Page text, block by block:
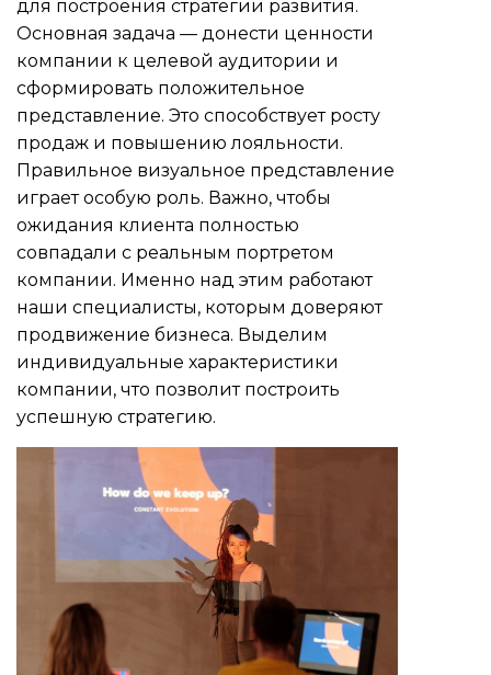
для построения стратегии развития.
Основная задача — донести ценности
компании к целевой аудитории и
сформировать положительное
представление. Это способствует росту
продаж и повышению лояльности.
Правильное визуальное представление
играет особую роль. Важно, чтобы
ожидания клиента полностью
совпадали с реальным портретом
компании. Именно над этим работают
наши специалисты, которым доверяют
продвижение бизнеса. Выделим
индивидуальные характеристики
компании, что позволит построить
успешную стратегию.